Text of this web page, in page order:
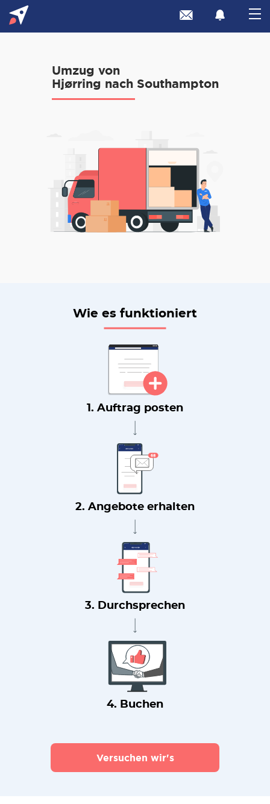
Umzug von
Hjørring nach Southampton
Wie es funktioniert
1. Auftrag posten
2. Angebote erhalten
3. Durchsprechen
4. Buchen
Versuchen wir's